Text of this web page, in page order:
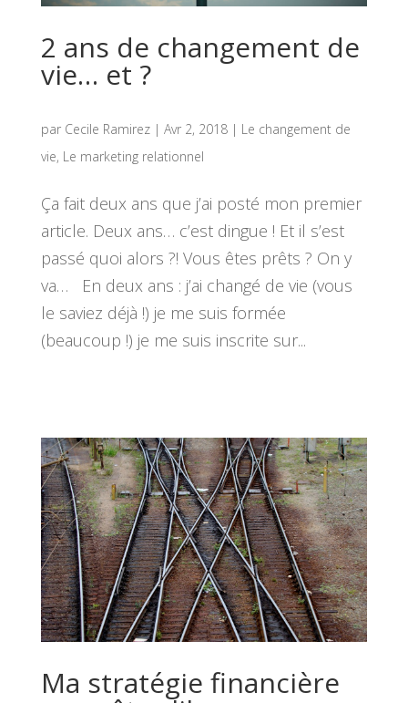
2 ans de changement de
vie… et ?
par Cecile Ramirez| Avr 2, 2018| Le changement de
vie, Le marketing relationnel
Ça fait deux ans que j’ai posté mon premier
article. Deux ans… c’est dingue ! Et il s’est
passé quoi alors ?! Vous êtes prêts ? On y
va… En deux ans : j’ai changé de vie (vous
le saviez déjà !) je me suis formée
(beaucoup !) je me suis inscrite sur...
Ma stratégie financière